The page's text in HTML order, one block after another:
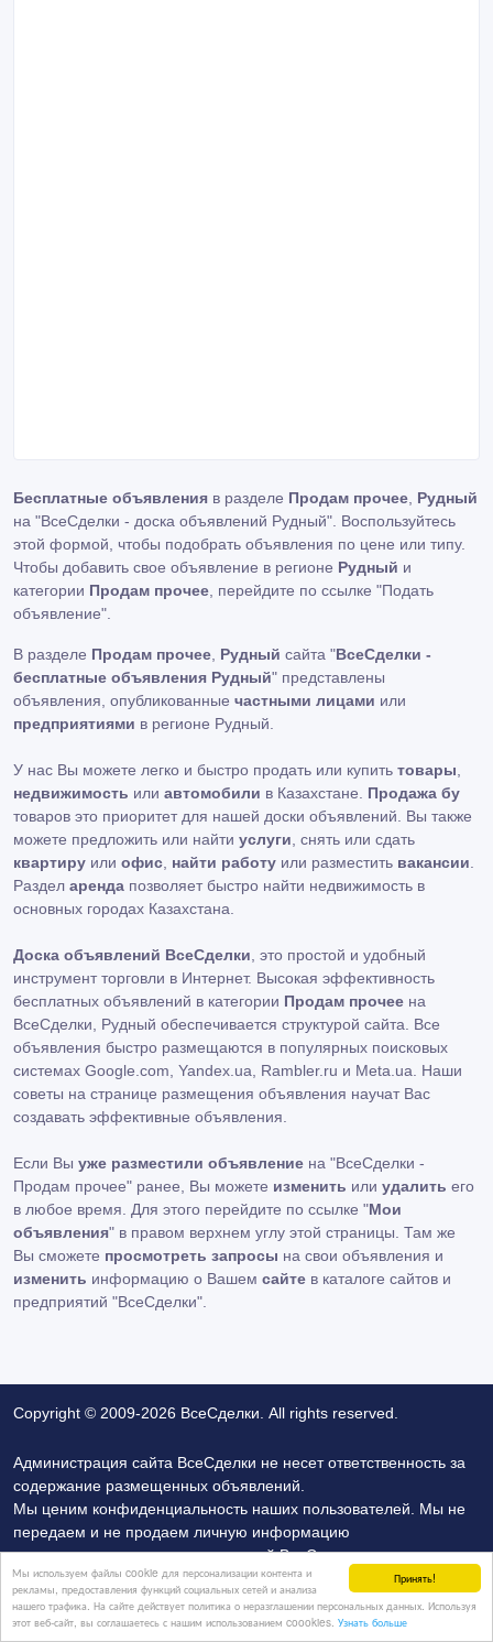
Принять!
Мы используем файлы cookie для персонализации контента и
рекламы, предоставления функций социальных сетей и анализа
нашего трафика. На сайте действует политика о неразглашении персональных данных. Используя
этот веб-сайт, вы соглашаетесь с нашим использованием coookies. Узнать больше
Бесплатные объявления в разделе Продам прочее Рудный
на "ВсеСделки - доска объявлений Рудный". Воспользуйтесь
этой формой, чтобы подобрать объявления по цене или типу.
Чтобы добавить свое объявление в регионе Рудный и
категории Продам прочее , перейдите по ссылке "Подать
объявление"
В разделе Продам прочее Рудный сайта "ВсеСделки -
бесплатные объявления Рудный" представлены
объявления, опубликованные частными лицами или
предприятиями в регионе Рудный.
У нас Вы можете легко и быстро продать или купить товары
недвижимость или автомобили в Казахстане. Продажа бу
товаров это приоритет для нашей доски объявлений. Вы также
можете предложить или найти услуги , снять или сдать
квартиру или офис найти работу или разместить вакансии
Раздел аренда позволяет быстро найти недвижимость в
основных городах Казахстана.
Доска объявлений ВсеСделки , это простой и удобный
инструмент торговли в Интернет. Высокая эффективность
бесплатных объявлений в категории Продам прочее на
ВсеСделки, Рудный обеспечивается структурой сайта. Все
объявления быстро размещаются в популярных поисковых
системах Google.com, Yandex.ua, Rambler.ru и Meta.ua. Наши
советы на странице размещения объявления научат Вас
создавать эффективные объявления.
Если Вы уже разместили объявление на "ВсеСделки -
Продам прочее" ранее, Вы можете изменить или удалить его
в любое время. Для этого перейдите по ссылке "Мои
объявления" в правом верхнем углу этой страницы. Там же
Вы сможете просмотреть запросы на свои объявления и
изменить информацию о Вашем сайте в каталоге сайтов и
предприятий "ВсеСделки".
Copyright © 2009-2026 ВсеСделки. All rights reserved.
Администрация сайта ВсеСделки не несет ответственность за
содержание размещенных объявлений.
Мы ценим конфиденциальность наших пользователей. Мы не
передаем и не продаем личную информацию
зарегистрированных пользователей ВсеСделки третим лицам.
Мы не отвечаем за правила конфиденциальности сайтов на
которые ссылается ВсеСделки. На некоторых страницах
нашего сайта представлена реклама Google Adsense